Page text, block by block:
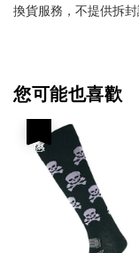
換貨服務，不提供拆
您可能也喜歡